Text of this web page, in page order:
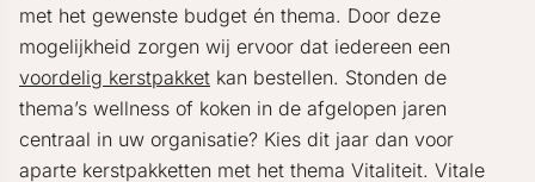
met het gewenste budget én thema. Door deze
mogelijkheid zorgen wij ervoor dat iedereen een
voordelig kerstpakket kan bestellen. Stonden de
thema’s wellness of koken in de afgelopen jaren
centraal in uw organisatie? Kies dit jaar dan voor
aparte kerstpakketten met het thema Vitaliteit. Vitale